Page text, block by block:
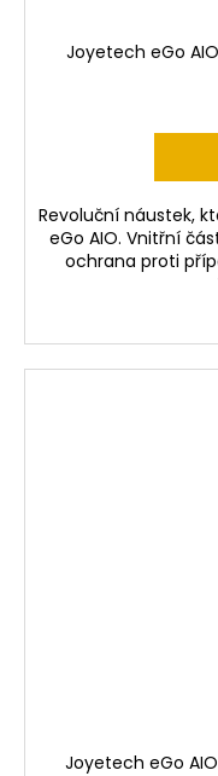
Joyetech eGo
Revoluční náustek,
eGo AIO. Vnitřní
ochrana proti
Joyetech eGo